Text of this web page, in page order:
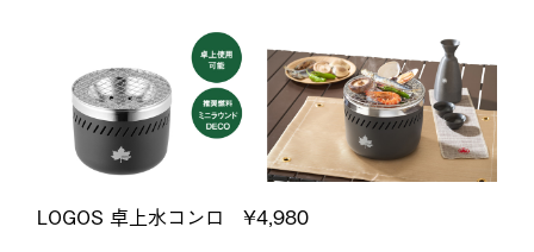
LOGOS 卓上水コンロ ¥4,980